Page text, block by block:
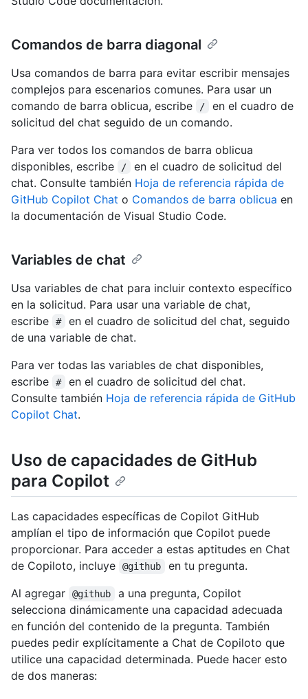
Comandos de barra diagonal
Usa comandos de barra para evitar escribir mensajes
complejos para escenarios comunes. Para usar un
comando de barra oblicua, escribe
/
en el cuadro de
solicitud del chat seguido de un comando.
Para ver todos los comandos de barra oblicua
disponibles, escribe
/
en el cuadro de solicitud del
chat. Consulte también Hoja de referencia rápida de
GitHub Copilot Chat o Comandos de barra oblicua en
la documentación de Visual Studio Code.
Variables de chat
Usa variables de chat para incluir contexto específico
en la solicitud. Para usar una variable de chat,
escribe
#
en el cuadro de solicitud del chat, seguido
de una variable de chat.
Para ver todas las variables de chat disponibles,
escribe
#
en el cuadro de solicitud del chat.
Consulte también Hoja de referencia rápida de GitHub
Copilot Chat.
Uso de capacidades de GitHub
para Copilot
Las capacidades específicas de Copilot GitHub
amplían el tipo de información que Copilot puede
proporcionar. Para acceder a estas aptitudes en Chat
de Copiloto, incluye
@github
en tu pregunta.
Al agregar
@github
a una pregunta, Copilot
selecciona dinámicamente una capacidad adecuada
en función del contenido de la pregunta. También
puedes pedir explícitamente a Chat de Copiloto que
utilice una capacidad determinada. Puede hacer esto
de dos maneras: